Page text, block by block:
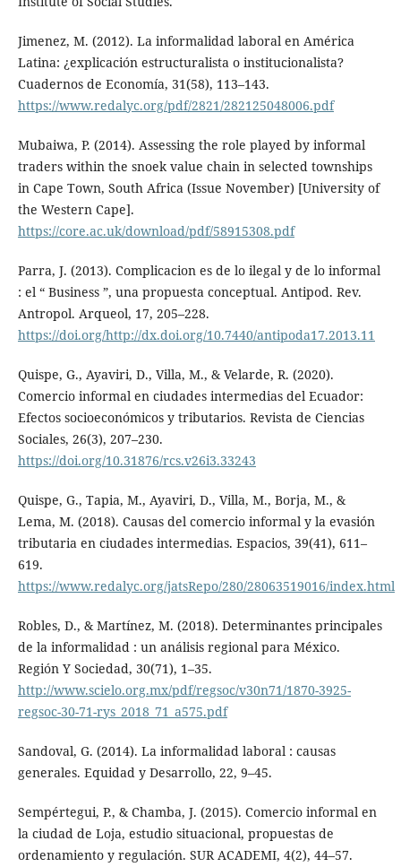
Jimenez, M. (2012). La informalidad laboral en América
Latina: ¿explicación estructuralista o institucionalista?
Cuadernos de Economía, 31(58), 113–143.
https://www.redalyc.org/pdf/2821/282125048006.pdf
Mubaiwa, P. (2014). Assessing the role played by informal
traders within the snoek value chain in selected townships
in Cape Town, South Africa (Issue November) [University of
the Western Cape].
https://core.ac.uk/download/pdf/58915308.pdf
Parra, J. (2013). Complicacion es de lo ilegal y de lo informal
: el “ Business ”, una propuesta conceptual. Antipod. Rev.
Antropol. Arqueol, 17, 205–228.
https://doi.org/http://dx.doi.org/10.7440/antipoda17.2013.11
Quispe, G., Ayaviri, D., Villa, M., & Velarde, R. (2020).
Comercio informal en ciudades intermedias del Ecuador:
Efectos socioeconómicos y tributarios. Revista de Ciencias
Sociales, 26(3), 207–230.
https://doi.org/10.31876/rcs.v26i3.33243
Quispe, G., Tapia, M., Ayaviri, D., Villa, M., Borja, M., &
Lema, M. (2018). Causas del comercio informal y la evasión
tributaria en ciudades intermedias. Espacios, 39(41), 611–
619.
https://www.redalyc.org/jatsRepo/280/28063519016/index.html
Robles, D., & Martínez, M. (2018). Determinantes principales
de la informalidad : un análisis regional para México.
Región Y Sociedad, 30(71), 1–35.
http://www.scielo.org.mx/pdf/regsoc/v30n71/1870-3925-
regsoc-30-71-rys_2018_71_a575.pdf
Sandoval, G. (2014). La informalidad laboral : causas
generales. Equidad y Desarrollo, 22, 9–45.
Sempértegui, P., & Chamba, J. (2015). Comercio informal en
la ciudad de Loja, estudio situacional, propuestas de
ordenamiento y regulación. SUR ACADEMI, 4(2), 44–57.